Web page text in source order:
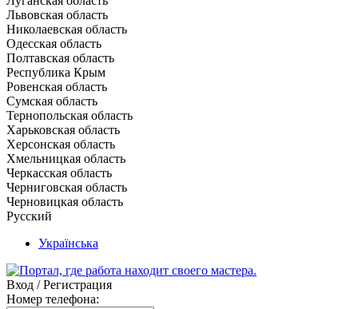
Львовская область
Николаевская область
Одесская область
Полтавская область
Республика Крым
Ровенская область
Сумская область
Тернопольская область
Харьковская область
Херсонская область
Хмельницкая область
Черкасская область
Черниговская область
Черновицкая область
Русский
Українська
Вход / Регистрация
Номер телефона: